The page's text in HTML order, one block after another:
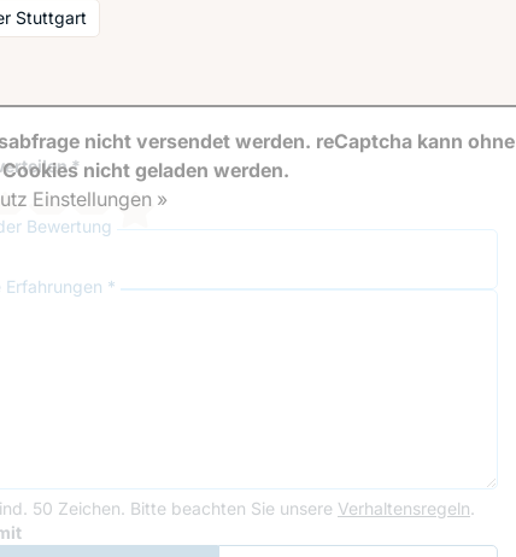
Stuttgart
*
Bewertung
Erfahrungen *
50 Zeichen. Bitte beachten Sie unsere Verhaltensregeln.
nicht versendet werden. reCaptcha kann ohne
nicht geladen werden.
Einstellungen »